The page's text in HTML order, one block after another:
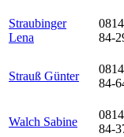
Straubinger
Lena
84-
Strauß Günter
84-
Walch Sabine
84-